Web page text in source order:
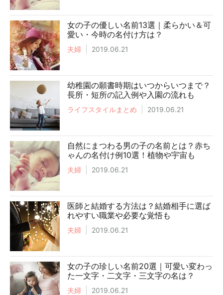
女の子の優しい名前13選｜柔らかい＆可
愛い・今時の名付け方は？
夫婦 2019.06.21
幼稚園の願書時期はいつからいつまで？
長所・短所の記入例や入園の流れも
ライフスタイルまとめ 2019.06.21
自然にまつわる男の子の名前とは？赤ち
ゃんの名付け例10選！植物や宇宙も
夫婦 2019.06.21
医師と結婚する方法は？結婚相手に選ば
れやすい職業や必要な覚悟も
夫婦 2019.06.21
女の子の珍しい名前20選｜可愛い変わっ
た一文字・二文字・三文字の名は？
夫婦 2019.06.21